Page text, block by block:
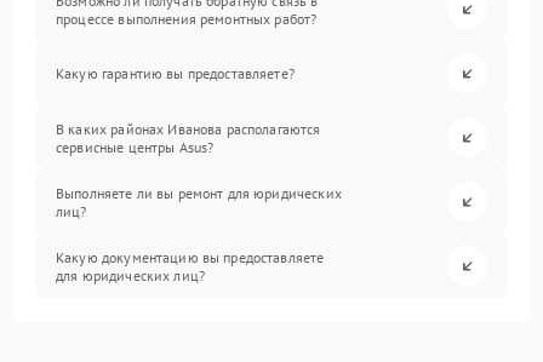
процессе выполнения ремонтных работ?
Какую гарантию вы предоставляете?
В каких районах Иванова располагаются
сервисные центры Asus?
Выполняете ли вы ремонт для юридических
лиц?
Какую документацию вы предоставляете
для юридических лиц?